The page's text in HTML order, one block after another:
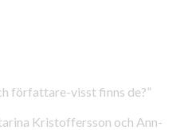
författare-visst finns de?”
Kristoffersson och Ann-